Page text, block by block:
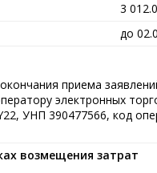
3
до
приема
электронных
УНП 390477566, код
возмещения затрат